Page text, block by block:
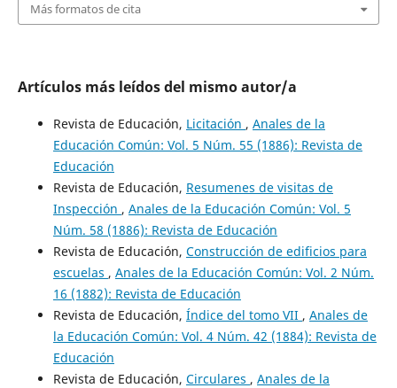
Más formatos de cita
Artículos más leídos del mismo autor/a
Revista de Educación, Licitación , Anales de la
Educación Común: Vol. 5 Núm. 55 (1886): Revista de
Educación
Revista de Educación, Resumenes de visitas de
Inspección , Anales de la Educación Común: Vol. 5
Núm. 58 (1886): Revista de Educación
Revista de Educación, Construcción de edificios para
escuelas , Anales de la Educación Común: Vol. 2 Núm.
16 (1882): Revista de Educación
Revista de Educación, Índice del tomo VII , Anales de
la Educación Común: Vol. 4 Núm. 42 (1884): Revista de
Educación
Revista de Educación, Circulares , Anales de la